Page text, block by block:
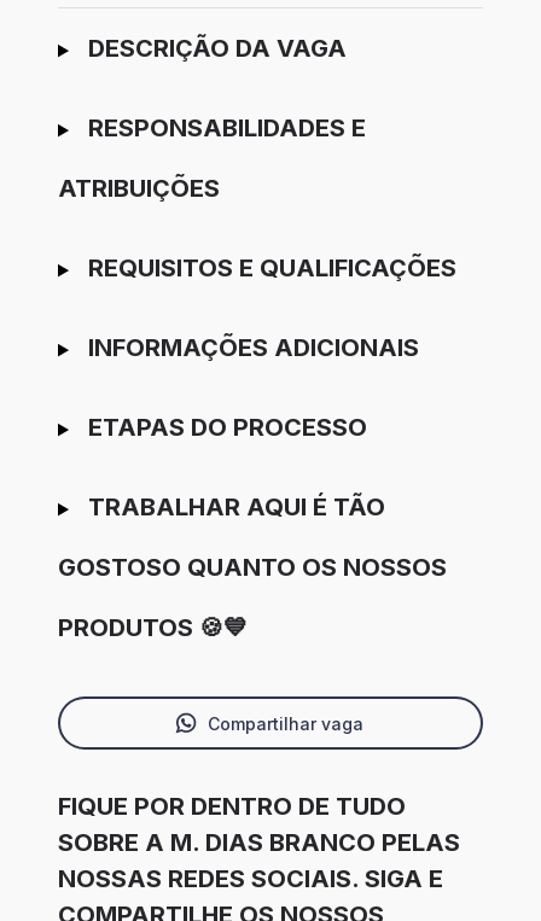
Ir para candidatura
DESCRIÇÃO DA VAGA
RESPONSABILIDADES E
ATRIBUIÇÕES
REQUISITOS E QUALIFICAÇÕES
INFORMAÇÕES ADICIONAIS
ETAPAS DO PROCESSO
TRABALHAR AQUI É TÃO
GOSTOSO QUANTO OS NOSSOS
PRODUTOS 🍪💙
Compartilhar vaga
FIQUE POR DENTRO DE TUDO
SOBRE A M. DIAS BRANCO PELAS
NOSSAS REDES SOCIAIS. SIGA E